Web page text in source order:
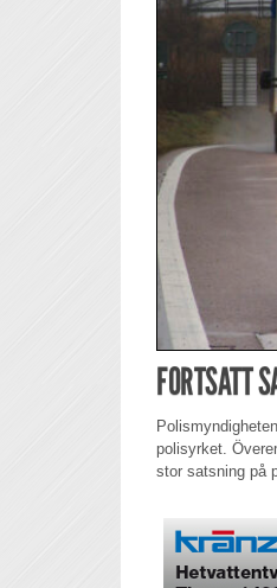
FORTSATT
polisyrket.
stor satsning på